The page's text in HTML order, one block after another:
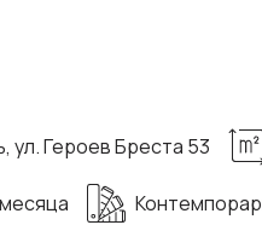
ул. Героев Бреста 53